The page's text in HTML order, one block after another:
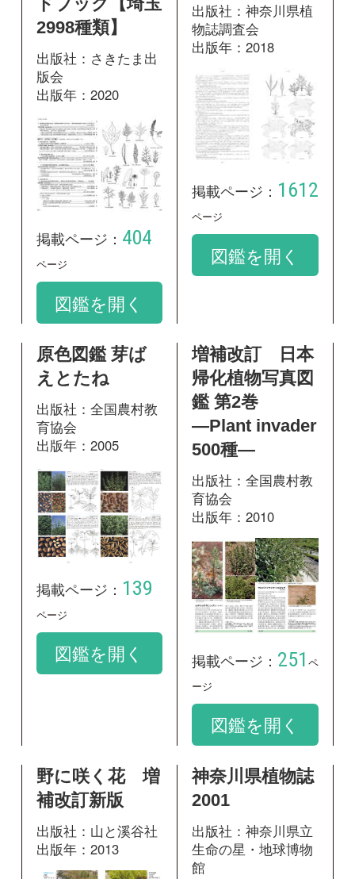
掲載ページ： 404
ページ
図鑑を開く
掲載ページ：1612
図鑑を開く
原色図鑑 芽ば
えとたね
出版社：全国農村教
育協会
掲載ページ：139
ページ
図鑑を開く
増補改訂 日本
鑑 第2巻
―Plant invader
500種―
出版社：全国農村教
育協会
出版年：2010
掲載ページ：251ペ
図鑑を開く
野に咲く花 増
補改訂新版
出版社：山と溪谷社
出版年：2013
神奈川県植物誌
2001
出版社：神奈川県立
生命の星・地球博物
出版年：2001
掲載ページ：1402
図鑑を開く
野草の名前 秋
冬 和名の由来
と見分け方